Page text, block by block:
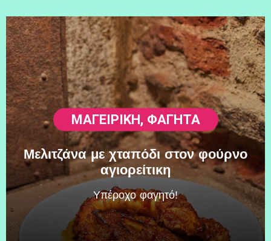
ΜΑΓΕΙΡΙΚΗ, ΦΑΓΗΤΆ
Μελιτζάνα με χταπόδι στον φούρνο
αγιορείτικη
Υπέροχο φαγητό!